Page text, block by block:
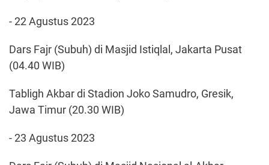
- 22 Agustus 2023
Dars Fajr (Subuh) di Masjid Istiqlal, Jakarta Pusat
(04.40 WIB)
Tabligh Akbar di Stadion Joko Samudro, Gresik,
Jawa Timur (20.30 WIB)
- 23 Agustus 2023